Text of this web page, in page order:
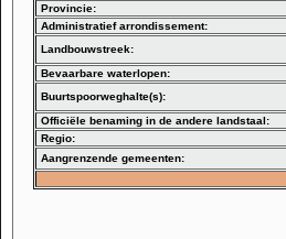
Provincie:
Administratief arrondissement:
Landbouwstreek:
Bevaarbare waterlopen:
Buurtspoorweghalte(s):
Officiële benaming in de andere landstaal:
Regio:
Aangrenzende gemeenten: